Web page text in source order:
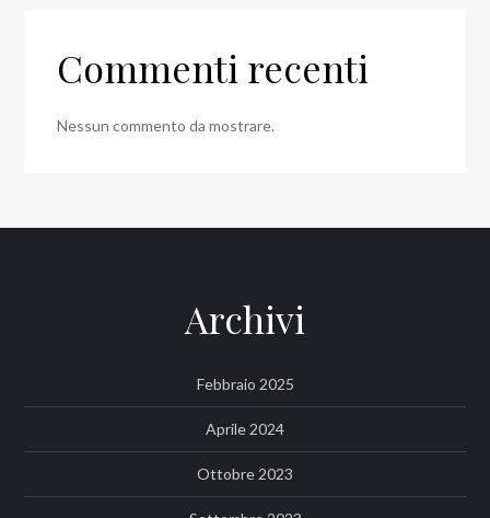
Commenti recenti
Nessun commento da mostrare.
Archivi
Febbraio 2025
Aprile 2024
Ottobre 2023